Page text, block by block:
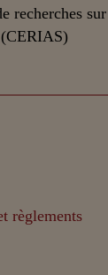
règlements